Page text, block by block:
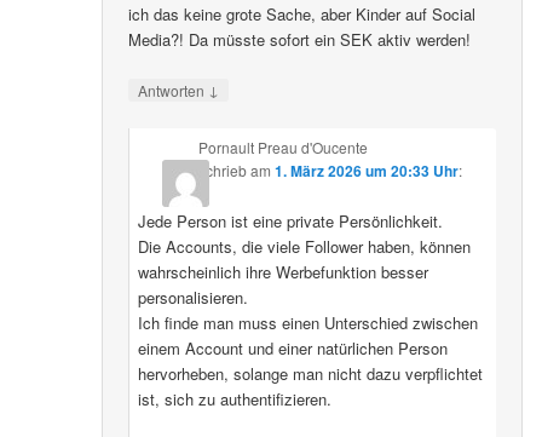
ich das keine grote Sache, aber Kinder auf Social
Media?! Da müsste sofort ein SEK aktiv werden!
Antworten ↓
Pornault Preau d'Oucente
schriebam 1. März 2026 um 20:33 Uhr:
Jede Person ist eine private Persönlichkeit.
Die Accounts, die viele Follower haben, können
wahrscheinlich ihre Werbefunktion besser
personalisieren.
Ich finde man muss einen Unterschied zwischen
einem Account und einer natürlichen Person
hervorheben, solange man nicht dazu verpflichtet
ist, sich zu authentifizieren.